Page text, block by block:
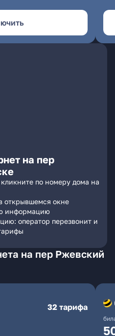
на пер
по номеру дома на
открывшемся окне
информацию
оператор перезвонит и
на пер Ржевский
32 тарифа